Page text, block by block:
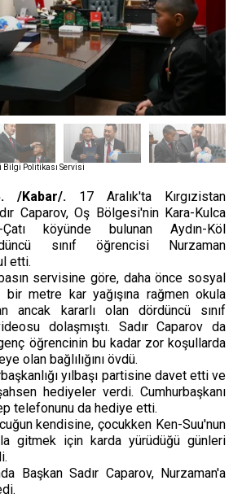
Bilgi Politikası Servisi
/Kabar/. 17 Aralık'ta Kırgızistan
Caparov, Oş Bölgesi'nin Kara-Kulca
köyünde bulunan Aydın-Köl
sınıf öğrencisi Nurzaman
etti.
basın servisine göre, daha önce sosyal
bir metre kar yağışına rağmen okula
ancak kararlı olan dördüncü sınıf
dolaşmıştı. Sadır Caparov da
öğrencinin bu kadar zor koşullarda
olan bağlılığını övdü.
yılbaşı partisine davet etti ve
hediyeler verdi. Cumhurbaşkanı
telefonunu da hediye etti.
kendisine, çocukken Ken-Suu'nun
gitmek için karda yürüdüğü günleri
Başkan Sadır Caparov, Nurzaman'a